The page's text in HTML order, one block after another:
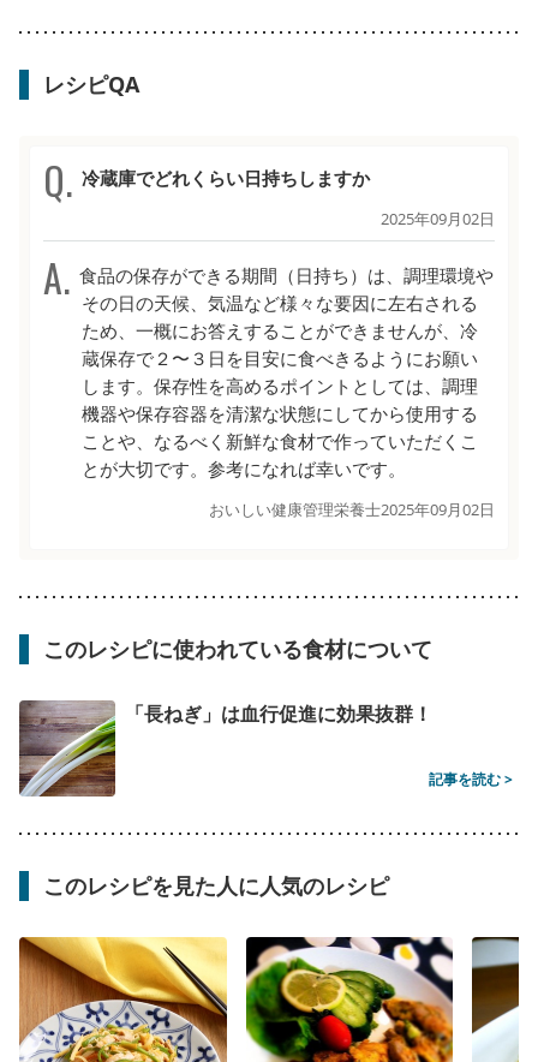
レシピQA
冷蔵庫でどれくらい日持ちしますか
2025年09月02日
食品の保存ができる期間（日持ち）は、調理環境や
その日の天候、気温など様々な要因に左右される
ため、一概にお答えすることができませんが、冷
蔵保存で２〜３日を目安に食べきるようにお願い
します。保存性を高めるポイントとしては、調理
機器や保存容器を清潔な状態にしてから使用する
ことや、なるべく新鮮な食材で作っていただくこ
とが大切です。参考になれば幸いです。
おいしい健康管理栄養士2025年09月02日
このレシピに使われている食材について
「長ねぎ」は血行促進に効果抜群！
記事を読む >
このレシピを見た人に人気のレシピ